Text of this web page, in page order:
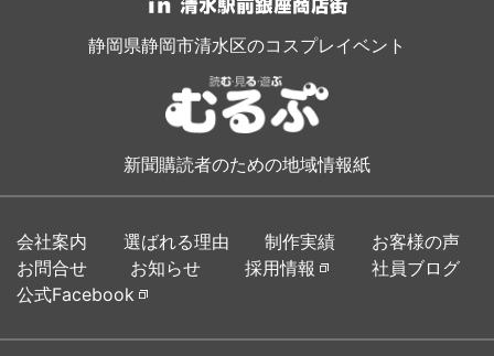
静岡県静岡市清水区のコスプレイベント
新聞購読者のための地域情報紙
会社案内 選ばれる理由 制作実績
お客様の声
お問合せ
お知らせ 採用情報
社員ブログ
公式Facebook